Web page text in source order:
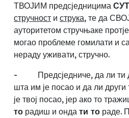
ТВОЈИМ предсједницима
стручност и струка, те да
ауторитетом стручњаке
могао проблеме гомилати и
нераду уживати, стручно.
-
Предсједниче, да ли
шта им је посао и да ли
је твој посао, јер ако то
то радиш и онда ти то раде.